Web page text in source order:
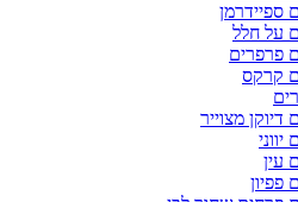
ספיידרמן
על חלל
פרפרים
קרקס
דיוקן מצוייר
יווני
עין
פפיון